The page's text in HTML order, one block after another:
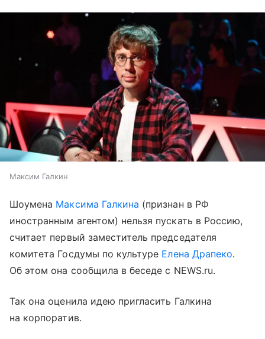
Максим Галкин
Шоумена Максима Галкина (признан в РФ
иностранным агентом) нельзя пускать в Россию,
считает первый заместитель председателя
комитета Госдумы по культуре Елена Драпеко.
Об этом она сообщила в беседе с NEWS.ru.
Так она оценила идею пригласить Галкина
на корпоратив.